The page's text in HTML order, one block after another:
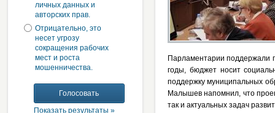
личных данных и
авторских прав.
Отрицательно, это
несет угрозу
сокращения рабочих
мест и роста
мошенничества.
Показать результаты »
Парламентарии поддержали
годы, бюджет носит
поддержку муниципальных
Малышев напомнил, что
так и актуальных задач